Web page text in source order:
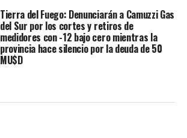
Tierra del Fuego: Denunciarán a Camuzzi Gas
del Sur por los cortes y retiros de
medidores con -12 bajo cero mientras la
provincia hace silencio por la deuda de 50
MU$D